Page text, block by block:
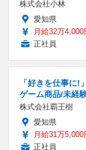
株式会社小林
愛知県
月給32万
正社員
「好きを仕事に!
ゲーム商品/未経
株式会社覇王樹
愛知県
月給31万
正社員